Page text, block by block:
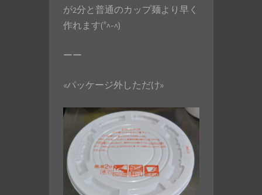
が2分と普通のカップ麺より早く
作れます(*^-^)
ーー
«パッケージ外しただけ»